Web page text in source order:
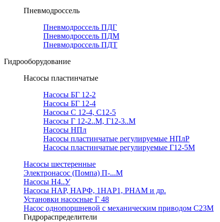
Пневмодроссель
Пневмодроссель ПДГ
Пневмодроссель ПДМ
Пневмодроссель ПДТ
Гидрооборудование
Насосы пластинчатые
Насосы БГ 12-2
Насосы БГ 12-4
Насосы С 12-4, С12-5
Насосы Г 12-2..М, Г12-3..М
Насосы НПл
Насосы пластинчатые регулируемые НПлР
Насосы пластинчатые регулируемые Г12-5М
Насосы шестеренные
Электронасос (Помпа) П-...М
Насосы Н4..У
Насосы НАР, НАРФ, 1НАР1, РНАМ и др.
Установки насосные Г 48
Насос однопоршневой с механическим приводом С23М
Гидрораспределители